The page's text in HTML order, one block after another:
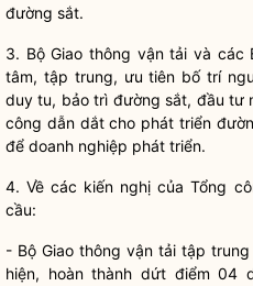
đường sắt.
3. Bộ Giao thông vận tải và các
tâm, tập trung, ưu tiên bố trí
duy tu, bảo trì đường sắt, đầu tư
công dẫn dắt cho phát triển
để doanh nghiệp phát triển.
4. Về các kiến nghị của Tổng
cầu:
- Bộ Giao thông vận tải tập trung
hiện, hoàn thành dứt điểm 04